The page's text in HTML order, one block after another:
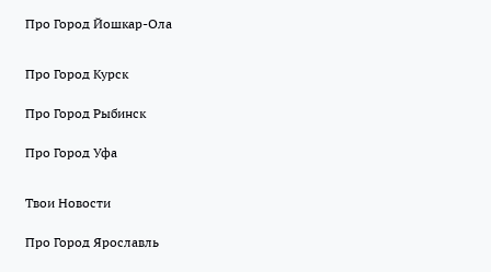
Про Город Йошкар-Ола
Про Город Курск
Про Город Рыбинск
Про Город Уфа
Твои Новости
Про Город Ярославль